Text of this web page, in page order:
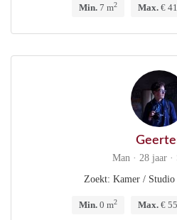
Min. 7 m2 Max. €
Man · 28 jaar ·
Zoekt: Kamer / Studio
Min. 0 m2 Max. €